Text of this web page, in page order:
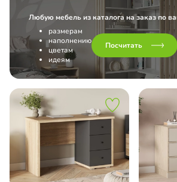
Любую мебель из каталога на заказ по
размерам
наполнению
цветам
идеям
Посчитать